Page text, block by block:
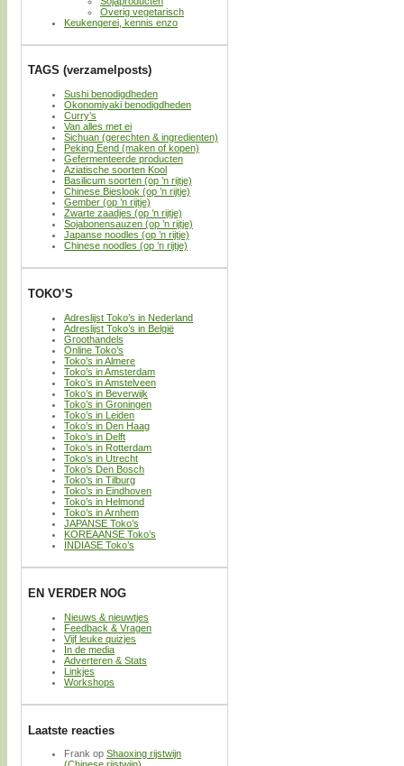
Overig vegetarisch
Keukengerei, kennis enzo
TAGS (verzamelposts)
Sushi benodigdheden
Okonomiyaki benodigdheden
Curry’s
Van alles met ei
Sichuan (gerechten & ingredienten)
Peking Eend (maken of kopen)
Gefermenteerde producten
Aziatische soorten Kool
Basilicum soorten (op ’n rijtje)
Chinese Bieslook (op ’n rijtje)
Gember (op ’n rijtje)
Zwarte zaadjes (op ’n rijtje)
Sojabonensauzen (op ’n rijtje)
Japanse noodles (op ’n rijtje)
Chinese noodles (op ’n rijtje)
TOKO’S
Adreslijst Toko’s in Nederland
Adreslijst Toko’s in België
Groothandels
Online Toko’s
Toko’s in Almere
Toko’s in Amsterdam
Toko’s in Amstelveen
Toko’s in Beverwijk
Toko’s in Groningen
Toko’s in Leiden
Toko’s in Den Haag
Toko’s in Delft
Toko’s in Rotterdam
Toko’s in Utrecht
Toko’s Den Bosch
Toko’s in Tilburg
Toko’s in Eindhoven
Toko’s in Helmond
Toko’s in Arnhem
JAPANSE Toko’s
KOREAANSE Toko’s
INDIASE Toko’s
EN VERDER NOG
Nieuws & nieuwtjes
Feedback & Vragen
Vijf leuke quizjes
In de media
Adverteren & Stats
Linkjes
Workshops
Laatste reacties
Frank op Shaoxing rijstwijn